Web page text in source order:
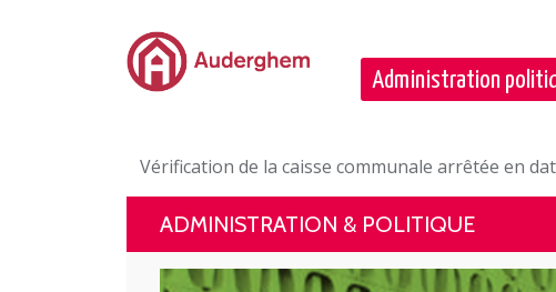
Passer au contenu principal
Administration
Vérification de la caisse communale arrêtée en
ADMINISTRATION & POLITIQUE